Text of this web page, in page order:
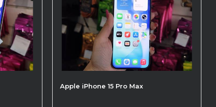
Apple iPhone 15 Pro Max